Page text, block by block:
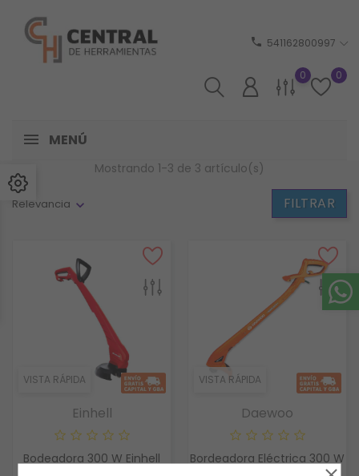
phone 541162800997
0 0
MENÚ
Relevancia FILTRAR
Mostrando 1-3 de 3 artículo(s)
VISTA RÁPIDA
Einhell
Bodeadora 300 W Einhell
VISTA RÁPIDA
Daewoo
Bordeadora Eléctrica 300 W